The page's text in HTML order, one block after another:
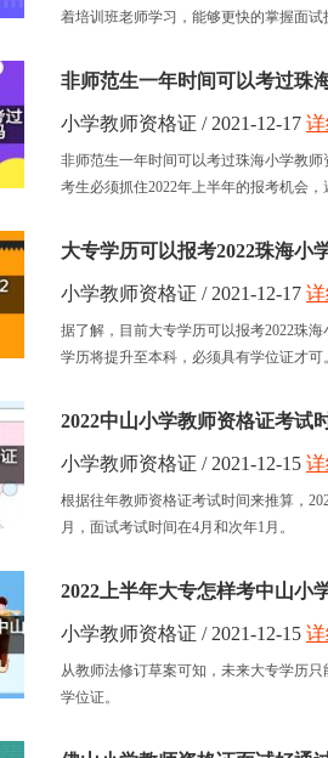
着培训班老师学习，能够更快的掌握面试
非师范生一年时间可以考过珠
小学教师资格证 / 2021-12-17
非师范生一年时间可以考过珠海小学教
考生必须抓住2022年上半年的报考机会，
大专学历可以报考2022珠海小
小学教师资格证 / 2021-12-17
据了解，目前大专学历可以报考2022珠
学历将提升至本科，必须具有学位证才可。
2022中山小学教师资格证考试
小学教师资格证 / 2021-12-15
根据往年教师资格证考试时间来推算，
月，面试考试时间在4月和次年1月。
2022上半年大专怎样考中山小
小学教师资格证 / 2021-12-15
从教师法修订草案可知，未来大专学历
学位证。